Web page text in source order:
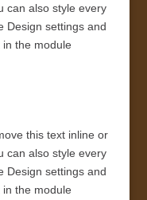
can also style every
Design settings and
the module
this text inline or
can also style every
Design settings and
the module